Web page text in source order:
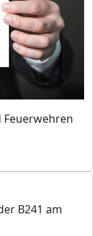
B241 am